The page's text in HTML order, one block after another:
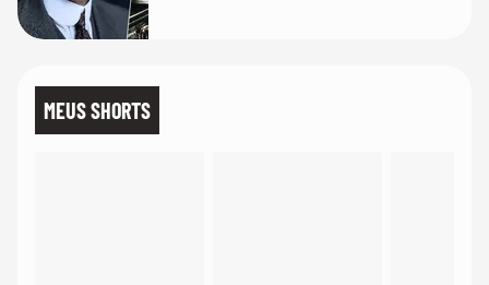
MEUS SHORTS